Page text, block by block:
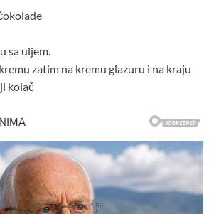
sa uljem.
zatim na kremu glazuru i na kraju
kolač